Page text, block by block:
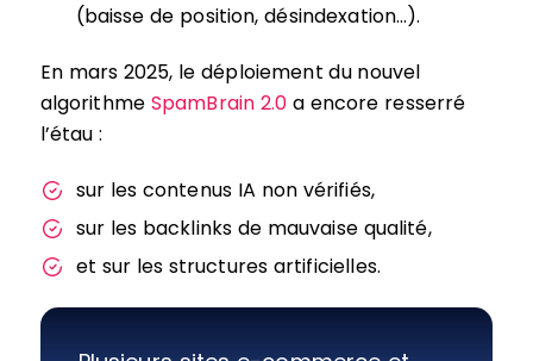
(baisse de position, désindexation…).
En mars 2025, le déploiement du nouvel
algorithme SpamBrain 2.0 a encore resserré
l’étau :
sur les contenus IA non vérifiés,
sur les backlinks de mauvaise qualité,
et sur les structures artificielles.